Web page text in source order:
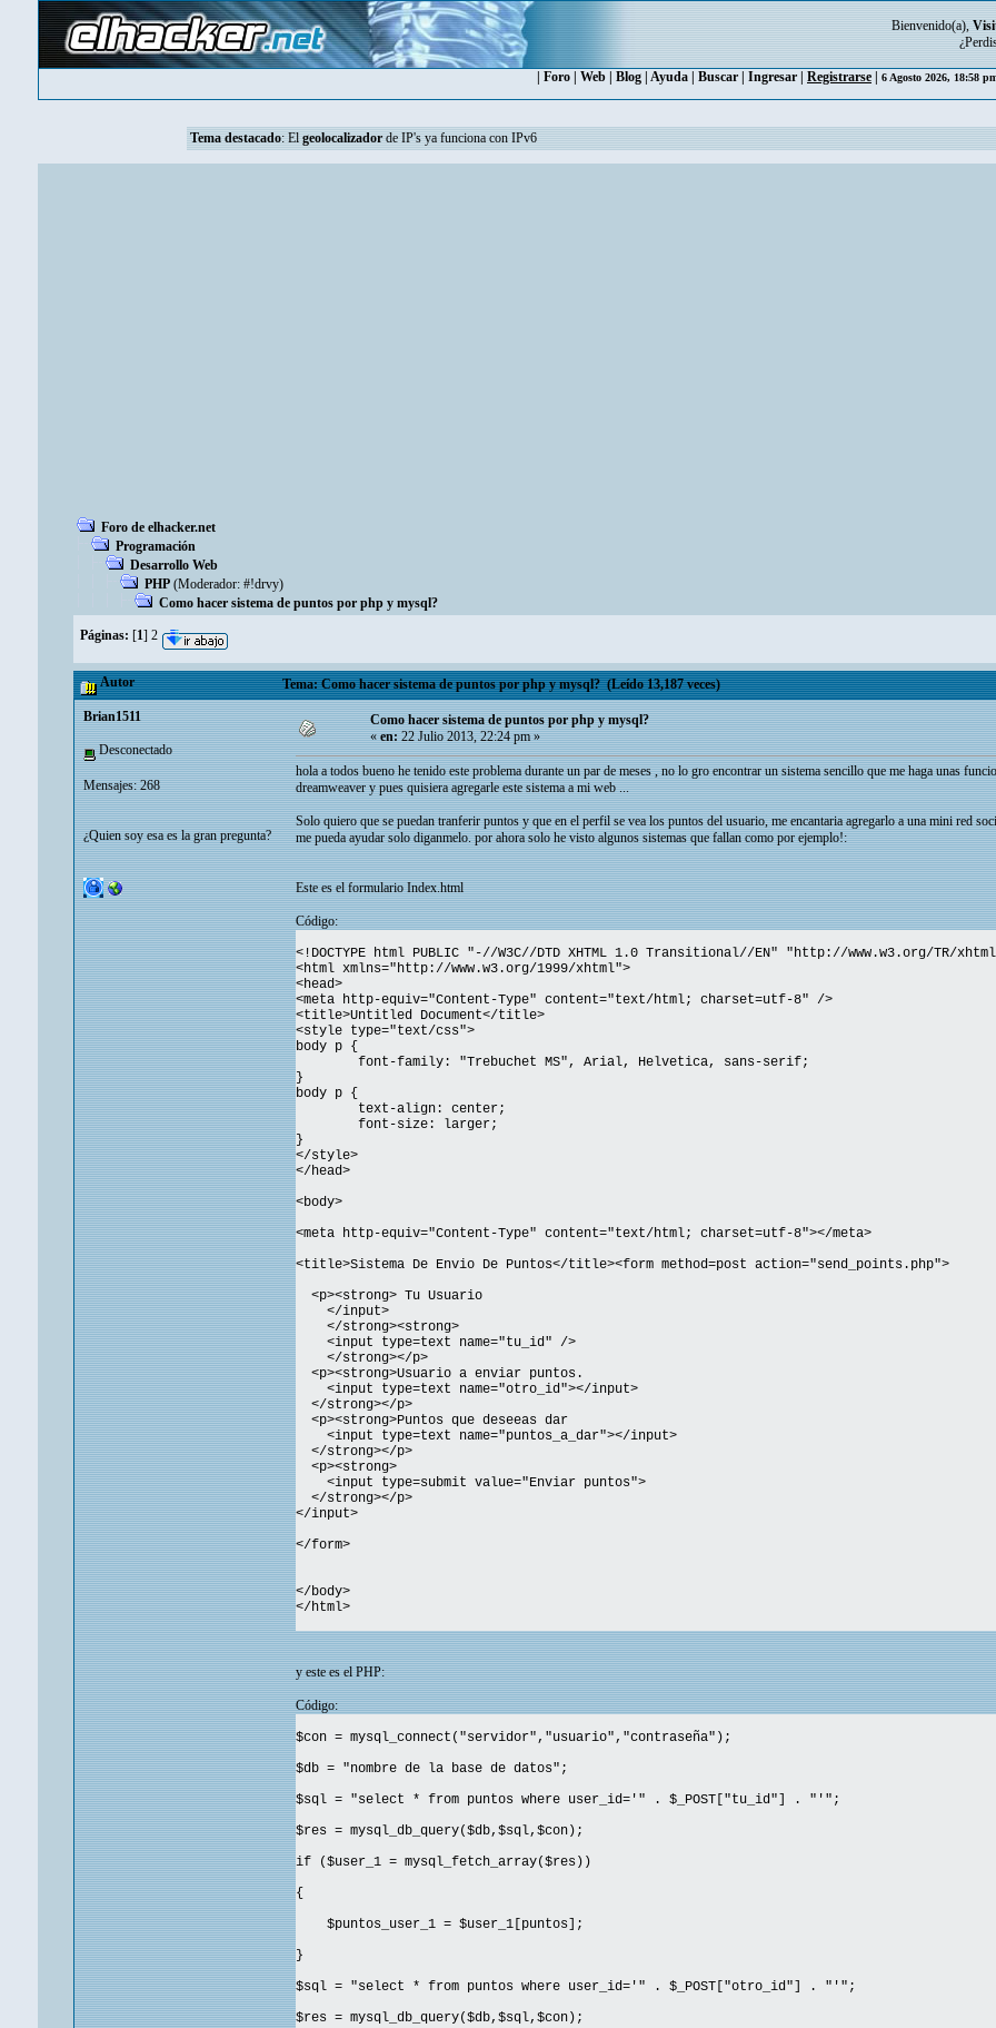
Bienvenido(a),
Foro Web Blog Ayuda Buscar Ingresar Registrarse 6 Agosto 2026, 18:58
Tema destacado: El geolocalizadorde IP's ya funciona con IPv6
Foro de elhacker.net
Programación
Desarrollo Web
PHP (Moderador: #!drvy)
Como hacer sistema de puntos por php y mysql?
Páginas: [1] 2
Autor Tema: Como hacer sistema de puntos por php y mysql? (Leído 13,187 veces)
Brian1511
Desconectado
Mensajes: 268
¿Quien soy esa es la gran pregunta?
Como hacer sistema de puntos por php y mysql?
«en:22 Julio 2013, 22:24 pm »
hola a todos bueno he tenido este problema durante un par de meses , no lo gro encontrar un sistema sencillo que me haga unas
dreamweaver y pues quisiera agregarle este sistema a mi web ...
Solo quiero que se puedan tranferir puntos y que en el perfil se vea los puntos del usuario, me encantaria agregarlo a una mini red
me pueda ayudar solo diganmelo. por ahora solo he visto algunos sistemas que fallan como por ejemplo!:
Este es el formulario Index.html
Código:
<!DOCTYPE html PUBLIC "-//W3C//DTD XHTML 1.0 Transitional//EN" "http://www.w3.org/TR/
<html xmlns="http://www.w3.org/1999/xhtml">
<head>
<meta http-equiv="Content-Type" content="text/html; charset=utf-8" />
<title>Untitled Document</title>
<style type="text/css">
body p {
font-family: "Trebuchet MS", Arial, Helvetica, sans-serif;
}
body p {
text-align: center;
font-size: larger;
}
</style>
</head>
<body>
<meta http-equiv="Content-Type" content="text/html; charset=utf-8"></meta>
<title>Sistema De Envio De Puntos</title><form method=post action="send_points.php">
<p><strong> Tu Usuario
</input>
</strong><strong>
<input type=text name="tu_id" />
</strong></p>
<p><strong>Usuario a enviar puntos.
<input type=text name="otro_id"></input>
</strong></p>
<p><strong>Puntos que deseeas dar
<input type=text name="puntos_a_dar"></input>
</strong></p>
<p><strong>
<input type=submit value="Enviar puntos">
</strong></p>
</input>
</form>
</body>
</html>
y este es el PHP:
Código:
$con = mysql_connect("servidor","usuario","contraseña");
$db = "nombre de la base de datos";
$sql = "select * from puntos where user_id='" . $_POST["tu_id"] . "'";
$res = mysql_db_query($db,$sql,$con);
if ($user_1 = mysql_fetch_array($res))
{
$puntos_user_1 = $user_1[puntos];
}
$sql = "select * from puntos where user_id='" . $_POST["otro_id"] . "'";
$res = mysql_db_query($db,$sql,$con);